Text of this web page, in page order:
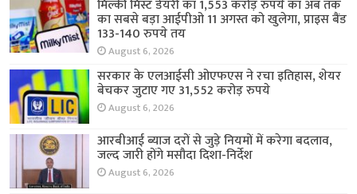
मिल्की मिस्ट डेयरी का 1,553 करोड़ रुपये का अब तक
का सबसे बड़ा आईपीओ 11 अगस्त को खुलेगा, प्राइस बैंड
133-140 रुपये तय
August 6, 2026
सरकार के एलआईसी ओएफएस ने रचा इतिहास, शेयर
बेचकर जुटाए गए 31,552 करोड़ रुपये
August 6, 2026
आरबीआई ब्याज दरों से जुड़े नियमों में करेगा बदलाव,
जल्द जारी होंगे मसौदा दिशा-निर्देश
August 6, 2026